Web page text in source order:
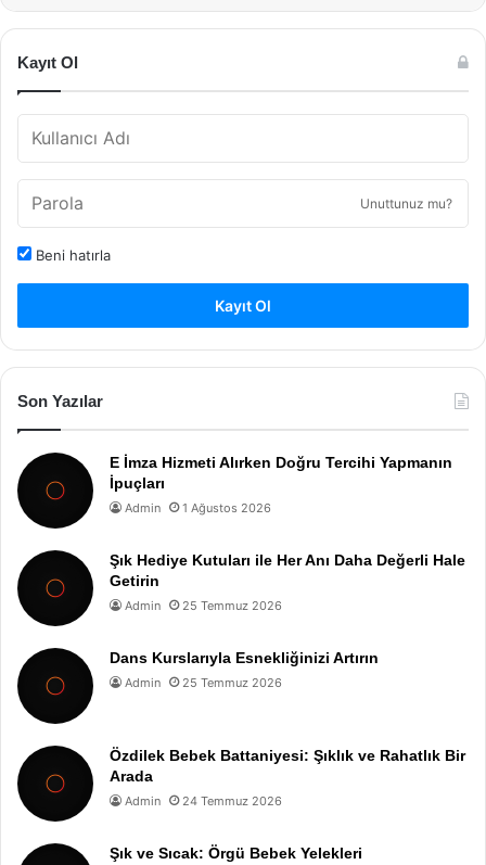
Kayıt Ol
Unuttunuz mu?
Beni hatırla
Kayıt Ol
Son Yazılar
E İmza Hizmeti Alırken Doğru Tercihi Yapmanın
İpuçları
Admin 1 Ağustos 2026
Şık Hediye Kutuları ile Her Anı Daha Değerli Hale
Getirin
Admin 25 Temmuz 2026
Dans Kurslarıyla Esnekliğinizi Artırın
Admin 25 Temmuz 2026
Özdilek Bebek Battaniyesi: Şıklık ve Rahatlık Bir
Arada
Admin 24 Temmuz 2026
Şık ve Sıcak: Örgü Bebek Yelekleri